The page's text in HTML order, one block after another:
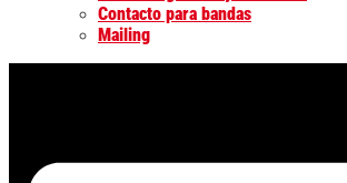
Contacto para bandas
Mailing